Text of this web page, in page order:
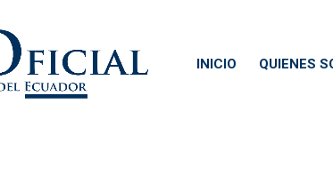
INICIO QUIENES